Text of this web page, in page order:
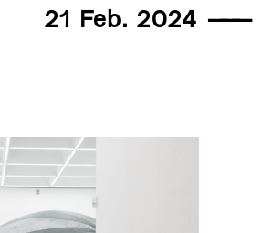
21 Feb. 2024 ———